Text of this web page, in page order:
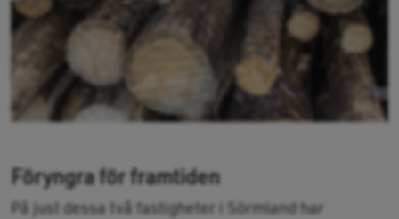
Föryngra för framtiden
På just dessa två fastigheter i Sörmland har